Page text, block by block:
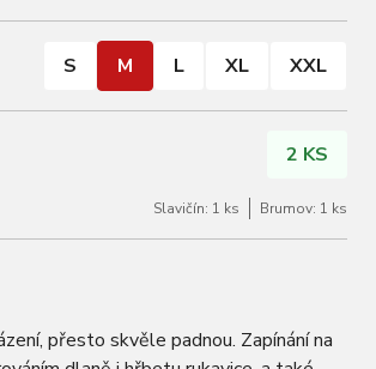
S M L XL XXL
2 KS
Slavičín: 1 ks Brumov: 1 ks
přesto skvěle padnou. Zapínání na